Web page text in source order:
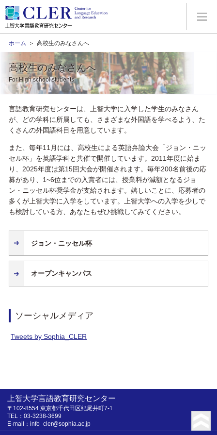
ホーム ＞ 高校生のみなさんへ
高校生のみなさんへ
For High school students
言語教育研究センターは、上智大学に入学した学生のみなさん
が、どの学科に所属しても、さまざまな外国語を学べるよう、た
くさんの外国語科目を用意しています。
また、毎年11月には、高校生による英語弁論大会「ジョン・ニッ
セル杯」を英語学科と共催で開催しています。2011年度に始ま
り、2025年度は第15回大会が開催されます。毎年200名前後の応
募があり、1~6位までの入賞者には、授業料が減額となるジョ
ン・ニッセル杯奨学金が支給されます。嬉しいことに、応募者の
多くが上智大学に入学をしています。上智大学への入学を少しで
も検討している方、あなたもぜひ挑戦してみてください。
ジョン・ニッセル杯
オープンキャンパス
ソーシャルメディア
Tweets by Sophia_CLER
上智大学言語教育研究センター
〒102-8554 東京都千代田区紀尾井町7-1
TEL：03-3238-3699
E-mail：info_cler@sophia.ac.jp